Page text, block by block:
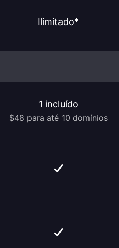
Ilimitado*
1 incluído
$48 para até 10 domínios